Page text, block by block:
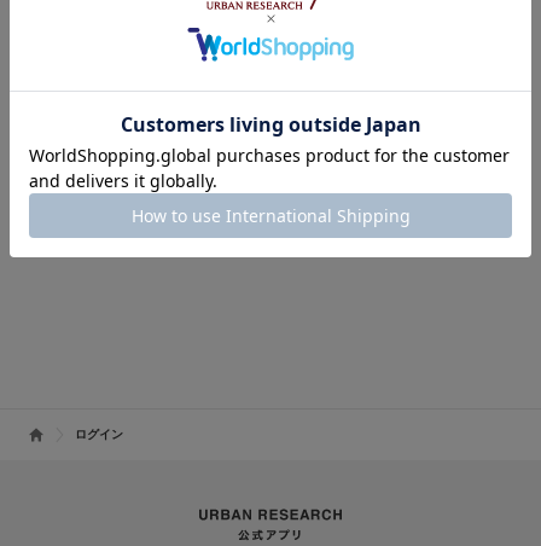
アーバンリサーチオンラインストアのログインには
オンラインストア・店舗共通会員サービス「UR CLUB」への登録が必要で
す。
※UR CLUB会員サイトへ移動します。
UR CLUBの詳しいサービス内容はこちら
ログイン